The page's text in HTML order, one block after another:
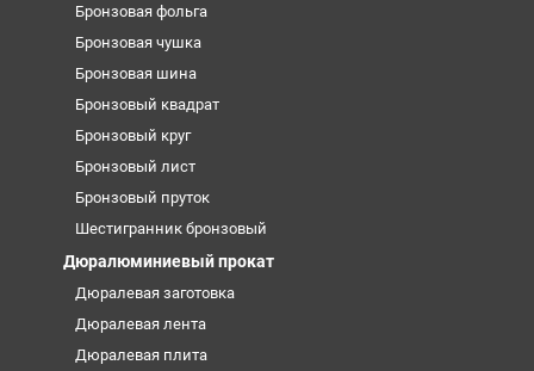
Бронзовая фольга
Бронзовая чушка
Бронзовая шина
Бронзовый квадрат
Бронзовый круг
Бронзовый лист
Бронзовый пруток
Шестигранник бронзовый
Дюралюминиевый прокат
Дюралевая заготовка
Дюралевая лента
Дюралевая плита